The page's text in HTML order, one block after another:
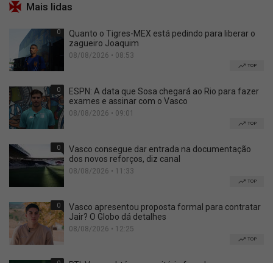
Mais lidas
0
Quanto o Tigres-MEX está pedindo para liberar o
zagueiro Joaquim
08/08/2026 • 08:53
TOP
0
ESPN: A data que Sosa chegará ao Rio para fazer
exames e assinar com o Vasco
08/08/2026 • 09:01
TOP
0
Vasco consegue dar entrada na documentação
dos novos reforços, diz canal
08/08/2026 • 11:33
TOP
0
Vasco apresentou proposta formal para contratar
Jair? O Globo dá detalhes
08/08/2026 • 12:25
TOP